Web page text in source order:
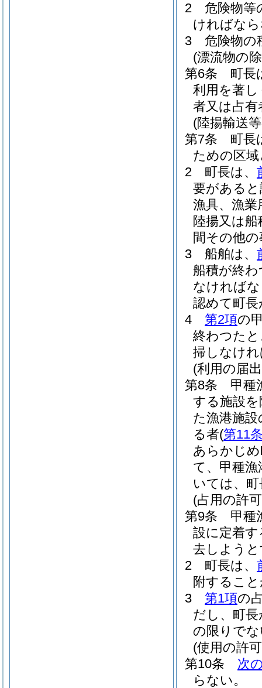
2
危険物等
ければな
3
危険物の
(漂流物の
第6条
町長
利用を著
者又は占
(陸揚輸送
第7条
町長
ための区
2
町長は、
要がある
漁具、漁業
陸揚又は
間その他
3
船舶は、
船積が終
なければ
認めて町
4
第2項の
終わつた
掃しなけ
(利用の届
第8条
甲種
する施設
た漁港施
る者(第11
あらかじ
て、甲種
いては、
(占用の許
第9条
甲種
設に定着
去しよう
2
町長は、
附するこ
3
第1項の
だし、町
の限りで
(使用の許
第10条
次
らない。